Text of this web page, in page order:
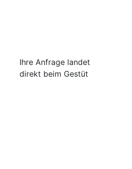
Ihre Anfrage landet
direkt beim Gestüt